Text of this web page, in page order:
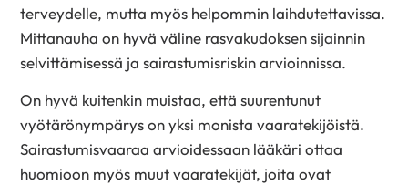
terveydelle, mutta myös helpommin laihdutettavissa.
Mittanauha on hyvä väline rasvakudoksen sijainnin
selvittämisessä ja sairastumisriskin arvioinnissa.
On hyvä kuitenkin muistaa, että suurentunut
vyötärönympärys on yksi monista vaaratekijöistä.
Sairastumisvaaraa arvioidessaan lääkäri ottaa
huomioon myös muut vaaratekijät, joita ovat